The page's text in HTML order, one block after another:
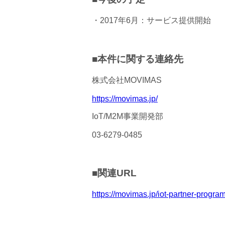
・2017年6月：サービス提供開始
■本件に関する連絡先
株式会社MOVIMAS
https://movimas.jp/
IoT/M2M事業開発部
03-6279-0485
■関連URL
https://movimas.jp/iot-partner-